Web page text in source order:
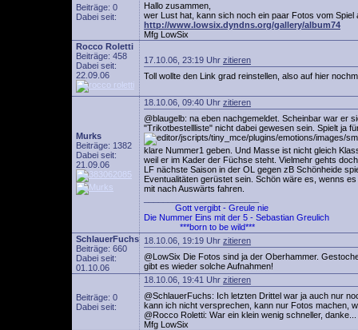
Beiträge: 0
Dabei seit:
Hallo zusammen,
wer Lust hat, kann sich noch ein paar Fotos vom Spiel
http://www.lowsix.dyndns.org/gallery/album74
Mfg LowSix
Rocco Roletti
Beiträge: 458
Dabei seit:
22.09.06
17.10.06, 23:19 Uhr zitieren
Toll wollte den Link grad reinstellen, also auf hier
Murks
Beiträge: 1382
Dabei seit:
21.09.06
18.10.06, 09:40 Uhr zitieren
@blaugelb: na eben nachgemeldet. Scheinbar war er
"Trikotbestellliste" nicht dabei gewesen sein. Spielt ja
klare Nummer1 geben. Und Masse ist nicht gleich
weil er im Kader der Füchse steht. Vielmehr gehts
LF nächste Saison in der OL gegen zB Schönheide
Eventualitäten gerüstet sein. Schön wäre es, wenns
mit nach Auswärts fahren.
Gott vergibt - Greule nie
Die Nummer Eins mit der 5 - Sebastian Greulich
***born to be wild***
SchlauerFuchs
Beiträge: 660
Dabei seit:
01.10.06
18.10.06, 19:19 Uhr zitieren
@LowSix Die Fotos sind ja der Oberhammer.
gibt es wieder solche Aufnahmen!
Beiträge: 0
Dabei seit:
18.10.06, 19:41 Uhr zitieren
@SchlauerFuchs: Ich letzten Drittel war ja auch nur
kann ich nicht versprechen, kann nur Fotos machen,
@Rocco Roletti: War ein klein wenig schneller, danke...
Mfg LowSix